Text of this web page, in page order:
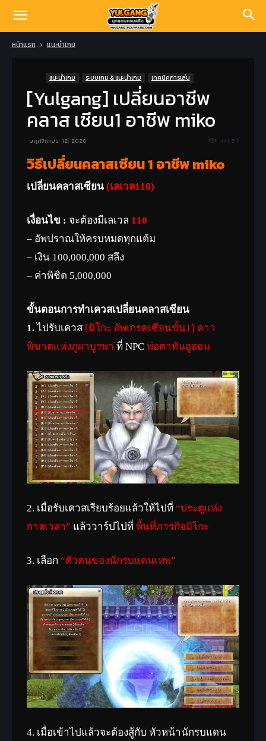
หน้าแรก แนะนำเกม
แนะนำเกม ระบบเกม & แนะนำเกม เทคนิคการเล่น
[Yulgang] เปลี่ยนอาชีพ
คลาส เซียน1 อาชีพ miko
พฤศจิกายน 12, 2020 44689
วิธีเปลี่ยนคลาสเซียน 1 อาชีพ miko
เปลี่ยนคลาสเซียน (เลเวล110)
เงื่อนไข : จะต้องมีเลเวล 110
– อัพปราณให้ครบหมดทุกแต้ม
– เงิน 100,000,000 สลึง
– ค่าพิชิต 5,000,000
ขั้นตอนการทำเควสเปลี่ยนคลาสเซียน
1.ไปรับเควส [มิโกะ อัพเกรดเซียนขั้น1] ดาว
พิฆาตแห่งภูผาบูรพา ที่ NPC พ่อตาทันอูฮอน
2. เมื่อรับเควสเรียบร้อยแล้วให้ไปที่ “ประตูแห่ง
กาลเวลา” แล้ววาร์ปไปที่ พื้นที่ภารกิจมิโกะ
3. เลือก “ตัวตนของนักรบแดนเทพ”
4. เมื่อเข้าไปแล้วจะต้องสู้กับ หัวหน้านักรบแดน